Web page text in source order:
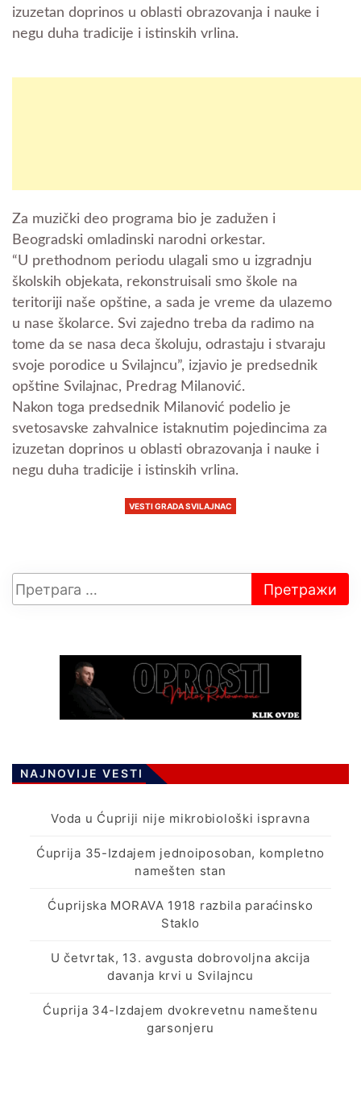
izuzetan doprinos u oblasti obrazovanja i nauke i
negu duha tradicije i istinskih vrlina.
Za muzički deo programa bio je zadužen i
Beogradski omladinski narodni orkestar.
“U prethodnom periodu ulagali smo u izgradnju
školskih objekata, rekonstruisali smo škole na
teritoriji naše opštine, a sada je vreme da ulazemo
u nase školarce. Svi zajedno treba da radimo na
tome da se nasa deca školuju, odrastaju i stvaraju
svoje porodice u Svilajncu”, izjavio je predsednik
opštine Svilajnac, Predrag Milanović.
Nakon toga predsednik Milanović podelio je
svetosavske zahvalnice istaknutim pojedincima za
izuzetan doprinos u oblasti obrazovanja i nauke i
negu duha tradicije i istinskih vrlina.
VESTI GRADA SVILAJNAC
NAJNOVIJE VESTI
Voda u Ćupriji nije mikrobiološki ispravna
Ćuprija 35-Izdajem jednoiposoban, kompletno
namešten stan
Ćuprijska MORAVA 1918 razbila paraćinsko
Staklo
U četvrtak, 13. avgusta dobrovoljna akcija
davanja krvi u Svilajncu
Ćuprija 34-Izdajem dvokrevetnu nameštenu
garsonjeru